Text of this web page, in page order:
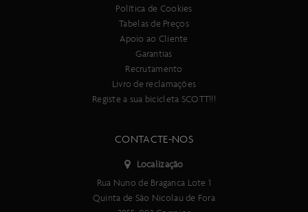
Política de Cookies
Tabelas de Preços
Apoio ao Cliente
Garantias
Recrutamento
Livro de reclamações
Registe a sua bicicleta SCOTT!!!
CONTACTE-NOS
Localização
Rua Nuno de Braganca Lote 1
Quinta de São Nicolau de Fora